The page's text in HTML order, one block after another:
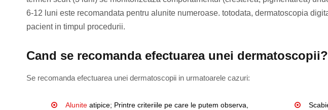
6-12 luni este recomandata pentru alunite numeroase. totodata, dermatoscopia
pacient in timpul procedurii.
Cand se recomanda efectuarea unei dermatoscopii?
Se recomanda efectuarea unei dermatoscopii in urmatoarele cazuri:
Alunite atipice; Printre criteriile pe care le putem observa,